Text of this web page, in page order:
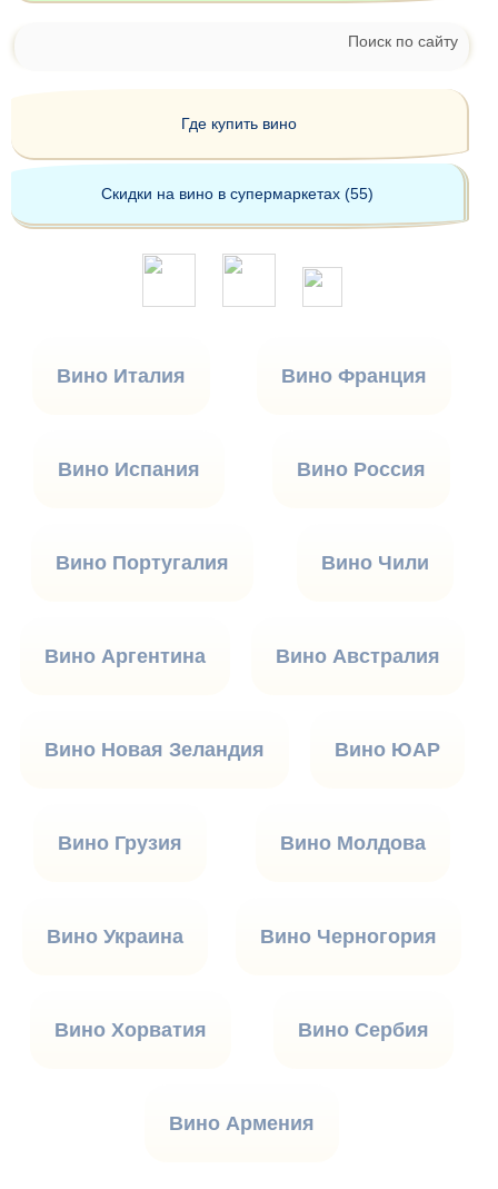
Поиск по сайту
Где купить вино
Скидки на вино в супермаркетах (55)
Вино Италия Вино Франция
Вино Испания Вино Россия
Вино Португалия Вино Чили
Вино Аргентина Вино Австралия
Вино Новая Зеландия Вино ЮАР
Вино Грузия Вино Молдова
Вино Украина Вино Черногория
Вино Хорватия Вино Сербия
Вино Армения